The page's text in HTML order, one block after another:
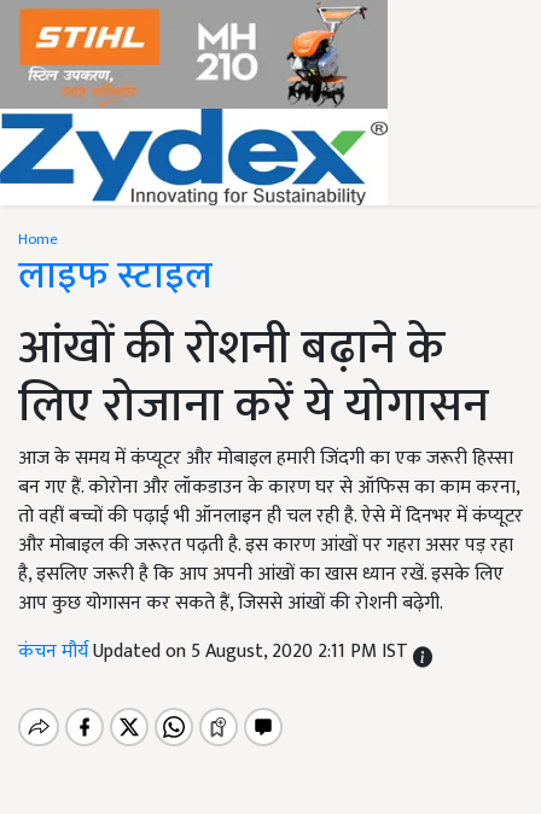
Home
लाइफ स्टाइल
आंखों की रोशनी बढ़ाने के
लिए रोजाना करें ये योगासन
आज के समय में कंप्यूटर और मोबाइल हमारी जिंदगी का एक जरूरी हिस्सा
बन गए हैं. कोरोना और लॉकडाउन के कारण घर से ऑफिस का काम करना,
तो वहीं बच्चों की पढ़ाई भी ऑनलाइन ही चल रही है. ऐसे में दिनभर में कंप्यूटर
और मोबाइल की जरूरत पढ़ती है. इस कारण आंखों पर गहरा असर पड़ रहा
है, इसलिए जरूरी है कि आप अपनी आंखों का खास ध्यान रखें. इसके लिए
आप कुछ योगासन कर सकते हैं, जिससे आंखों की रोशनी बढ़ेगी.
कंचन मौर्यUpdated on 5 August, 2020 2:11 PM IST